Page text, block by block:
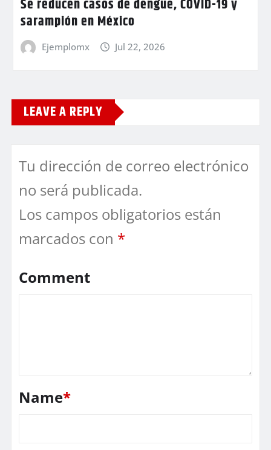
Se reducen casos de dengue, COVID-19 y
sarampión en México
Ejemplomx Jul 22, 2026
LEAVE A REPLY
Tu dirección de correo electrónico
no será publicada.
Los campos obligatorios están
marcados con *
Comment
Name*